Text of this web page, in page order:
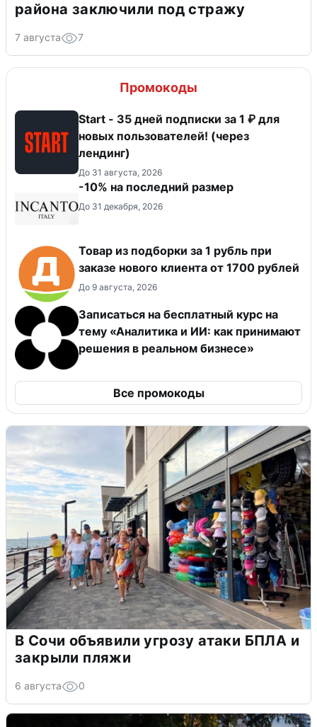
района заключили под стражу
7 августа 7
Промокоды
Start - 35 дней подписки за 1 ₽ для
новых пользователей! (через
лендинг)
До 31 августа, 2026
-10% на последний размер
До 31 декабря, 2026
Товар из подборки за 1 рубль при
заказе нового клиента от 1700 рублей
До 9 августа, 2026
Записаться на бесплатный курс на
тему «Аналитика и ИИ: как принимают
решения в реальном бизнесе»
Все промокоды
В Сочи объявили угрозу атаки БПЛА и
закрыли пляжи
6 августа 0